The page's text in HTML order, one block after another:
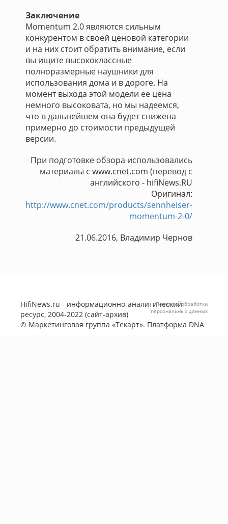
Заключение
Momentum 2.0 являются сильным
конкурентом в своей ценовой категории
и на них стоит обратить внимание, если
вы ищите высококлассные
полноразмерные наушники для
использования дома и в дороге. На
момент выхода этой модели ее цена
немного высоковата, но мы надеемся,
что в дальнейшем она будет снижена
примерно до стоимости предыдущей
версии.
При подготовке обзора использовались
материалы с www.cnet.com (перевод с
английского - hifiNews.RU
Оригинал:
http://www.cnet.com/products/sennheiser-
momentum-2-0/
21.06.2016, Владимир Чернов
HifiNews.ru - информационно-аналитический
ресурс, 2004-2022 (сайт-архив)
© Маркетинговая группа «Текарт». Платформа DNA
Политика обработки
персональных данных